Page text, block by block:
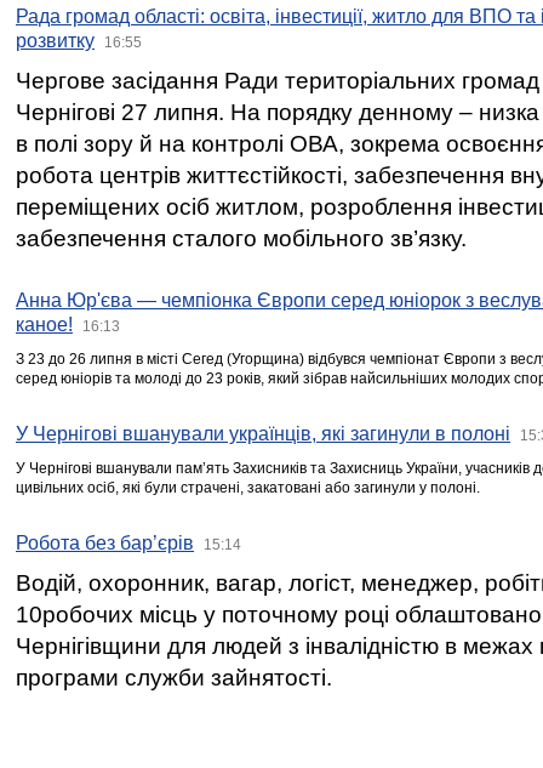
Рада громад області: освіта, інвестиції, житло для ВПО
розвитку
16:55
Чергове засідання Ради територіальних громад
Чернігові 27 липня. На порядку денному –
в полі зору й на контролі ОВА, зокрема освоєння
робота центрів життєстійкості, забезпечення
переміщених осіб житлом, розроблення
забезпечення сталого мобільного зв’язку.
Анна Юр'єва — чемпіонка Європи серед юніорок з
каное!
16:13
З 23 до 26 липня в місті Сегед (Угорщина) відбувся чемпіонат Європи з
серед юніорів та молоді до 23 років, який зібрав найсильніших молодих
У Чернігові вшанували українців, які загинули в полоні
У Чернігові вшанували пам’ять Захисників та Захисниць України,
цивільних осіб, які були страчені, закатовані або загинули у полоні.
Робота без бар’єрів 15:14
Водій, охоронник, вагар, логіст, менеджер,
10робочих місць у поточному році
Чернігівщини для людей з інвалідністю в межах
програми служби зайнятості.